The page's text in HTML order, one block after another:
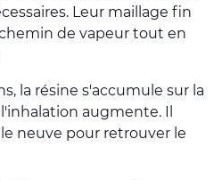
Leur maillage fin
de vapeur tout en
la résine s'accumule sur la
augmente. Il
neuve pour retrouver le